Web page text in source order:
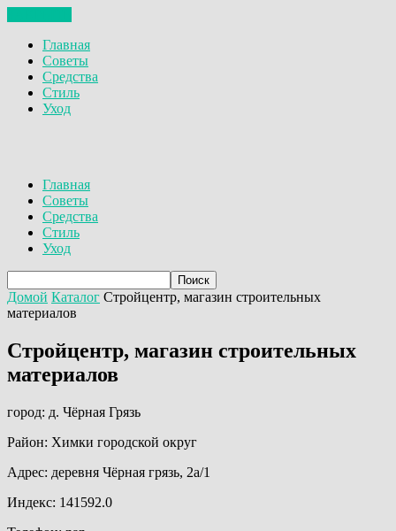
Главная
Советы
Средства
Стиль
Уход
Главная
Советы
Средства
Стиль
Уход
Домой Каталог Стройцентр, магазин строительных
материалов
Стройцентр, магазин строительных
материалов
город: д. Чёрная Грязь
Район: Химки городской округ
Адрес: деревня Чёрная грязь, 2а/1
Индекс: 141592.0